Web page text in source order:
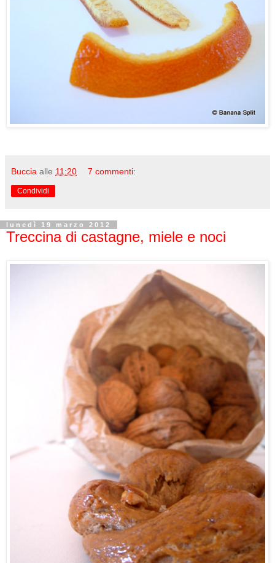
Buccia alle 11:20 7 commenti:
Condividi
lunedì 19 marzo 2012
Treccina di castagne, miele e noci